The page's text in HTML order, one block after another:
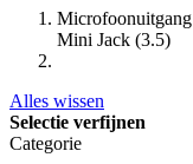
Microfoonuitgang
Mini Jack (3.5)
Alles wissen
Selectie verfijnen
Categorie